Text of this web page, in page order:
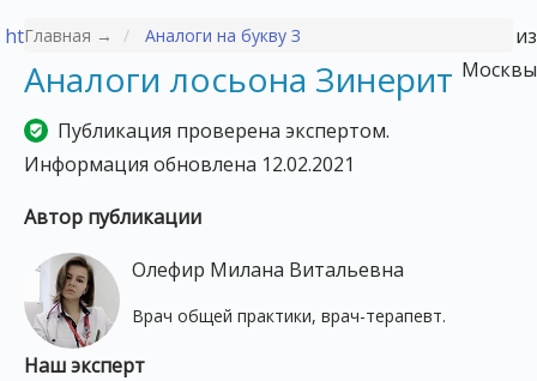
https://p-tour.ru/countries/vetnam/
- Туры во Вьетнам из
Москвы
Главная → Аналоги на букву З
Аналоги лосьона Зинерит
Публикация проверена экспертом.
Информация обновлена 12.02.2021
Автор публикации
Олефир Милана Витальевна
Врач общей практики, врач-терапевт.
Наш эксперт